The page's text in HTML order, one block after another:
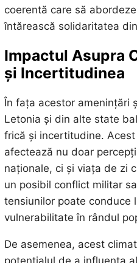
coerentă care să
întărească solidaritatea
Impactul Asupra
și Incertitudinea
În fața acestor amenințări
Letonia și din alte state
frică și incertitudine.
afectează nu doar
naționale, ci și viața de zi
un posibil conflict militar
tensiunilor poate conduce
vulnerabilitate în rândul
De asemenea, acest
potențialul de a influența